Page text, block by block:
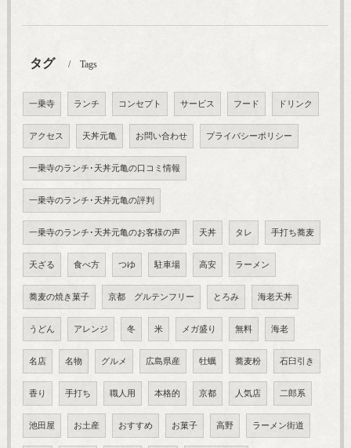
タグ Tags
一乗寺 ランチ コンセプト サービス フード ドリンク
アクセス 天丼元亀 お問い合わせ プライバシーポリシー
一乗寺のランチ･天丼元亀の口コミ情報
一乗寺のランチ･天丼元亀の評判
一乗寺のランチ･天丼元亀のお客様の声 天丼 タレ 手打ち蕎麦
天ざる 食べ方 つゆ 駐車場 高安 ラーメン
蕎麦の焼き菓子 京都 グルテンフリー とろみ 海老天丼
うどん アレンジ 冬 米 メガ盛り 無料 海老
名店 名物 グルメ 広島県産 牡蠣 蕎麦粉 石臼引き
香り 手打ち 職人用 本格的 京都 人気店 二郎系
池田屋 お土産 おすすめ お菓子 高野 ラーメン街道